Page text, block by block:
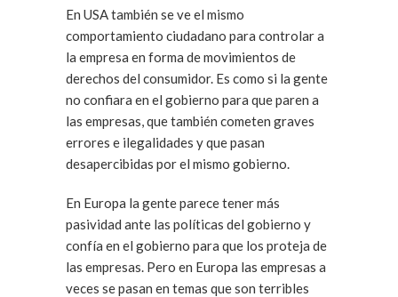
En USA también se ve el mismo
comportamiento ciudadano para controlar a
la empresa en forma de movimientos de
derechos del consumidor. Es como si la gente
no confiara en el gobierno para que paren a
las empresas, que también cometen graves
errores e ilegalidades y que pasan
desapercibidas por el mismo gobierno.
En Europa la gente parece tener más
pasividad ante las políticas del gobierno y
confía en el gobierno para que los proteja de
las empresas. Pero en Europa las empresas a
veces se pasan en temas que son terribles